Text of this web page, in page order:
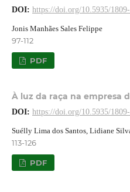
DOI: https://doi.org/10.5935/
Jonis Manhães Sales Felippe
97-112
PDF
À luz da raça na empresa
DOI: https://doi.org/10.5935/
Suélly Lima dos Santos, Lidiane
113-126
PDF